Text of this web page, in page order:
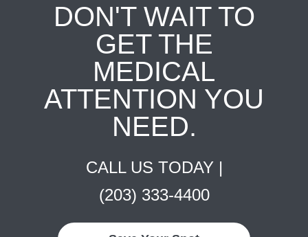
DON'T WAIT TO
GET THE
MEDICAL
ATTENTION YOU
NEED.
CALL US TODAY |
(203) 333-4400